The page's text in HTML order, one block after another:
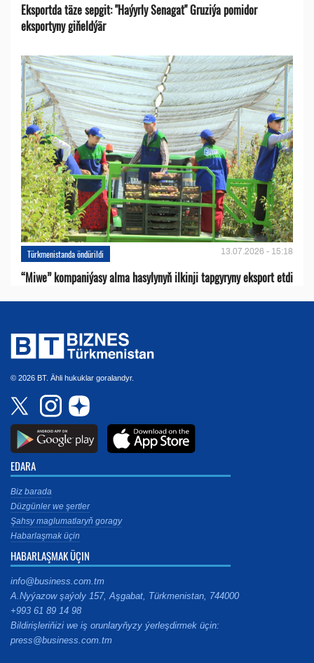
Eksportda täze sepgit: "Haýyrly Senagat" Gruziýa pomidor
eksportyny giňeldýär
Türkmenistanda öndürildi 13.07.2026 - 15:18
“Miwe” kompaniýasy alma hasylynyň ilkinji tapgyryny eksport etdi
© 2026 BT. Ähli hukuklar goralandyr.
EDARA
Biz barada
Düzgünler we şertler
Şahsy maglumatlaryň goragy
Habarlaşmak üçin
HABARLAŞMAK ÜÇIN
info@business.com.tm
A.Nyýazow şaýoly 157, Aşgabat, Türkmenistan, 744000
+993 61 89 14 98
Bildirişleriňizi we iş orunlaryňyzy ýerleşdirmek üçin:
press@business.com.tm